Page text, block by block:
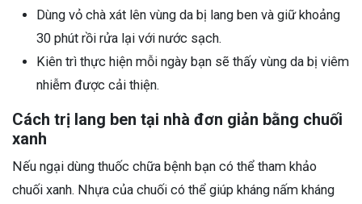
Dùng vỏ chà xát lên vùng da bị lang ben và giữ khoảng
30 phút rồi rửa lại với nước sạch.
Kiên trì thực hiện mỗi ngày bạn sẽ thấy vùng da bị viêm
nhiễm được cải thiện.
Cách trị lang ben tại nhà đơn giản bằng chuối
xanh
Nếu ngại dùng thuốc chữa bệnh bạn có thể tham khảo
chuối xanh. Nhựa của chuối có thể giúp kháng nấm kháng